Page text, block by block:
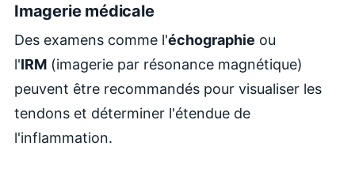
Imagerie médicale
Des examens comme l'échographie ou
l'IRM (imagerie par résonance magnétique)
peuvent être recommandés pour visualiser les
tendons et déterminer l'étendue de
l'inflammation.